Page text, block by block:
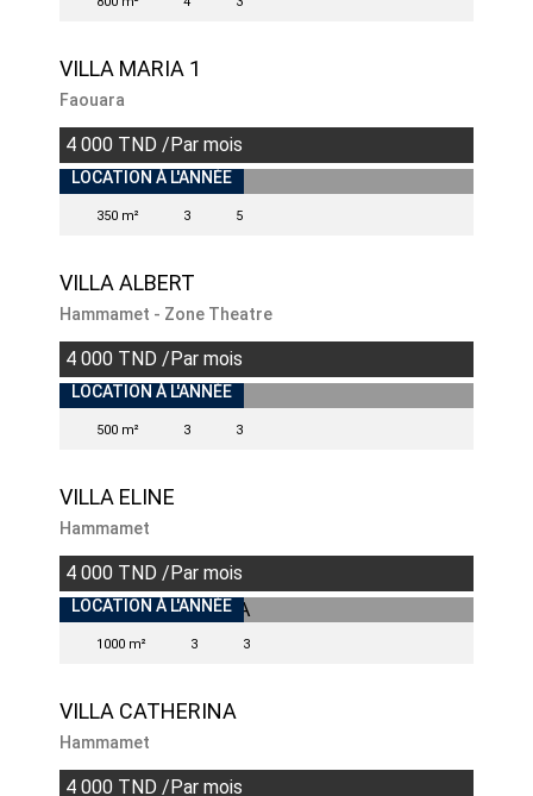
VILLA MARIA 1
Faouara
4 000 TND /Par mois
INDISPONIBLE
LOCATION À L'ANNÉE
350 m² 3 5
VILLA ALBERT
Hammamet - Zone Theatre
4 000 TND /Par mois
INDISPONIBLE
LOCATION À L'ANNÉE
500 m² 3 3
VILLA ELINE
Hammamet
4 000 TND /Par mois
INDISPONIBLE
LOCATION À L'ANNÉE
1000 m² 3 3
VILLA CATHERINA
Hammamet
4 000 TND /Par mois